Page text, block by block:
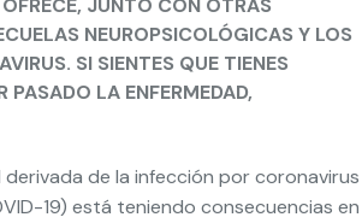
OFRECE, JUNTO CON OTRAS
NEUROPSICOLÓGICAS Y LOS
SI SIENTES QUE TIENES
PASADO LA ENFERMEDAD,
de la infección por coronavirus
19) está teniendo consecuencias en